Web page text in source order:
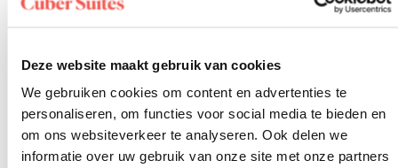
Deze website maakt gebruik van cookies
We gebruiken cookies om content en advertenties te
personaliseren, om functies voor social media te bieden en
om ons websiteverkeer te analyseren. Ook delen we
informatie over uw gebruik van onze site met onze partners
seizoen ook de mogelijkheid om de sterrenhemel te
met heldere winterluchten is de Veluwe een van de
donkerste gebieden van Nederland, wat zorgt voor
een sterrenhemel die je in de stad nooit te zien krijgt.